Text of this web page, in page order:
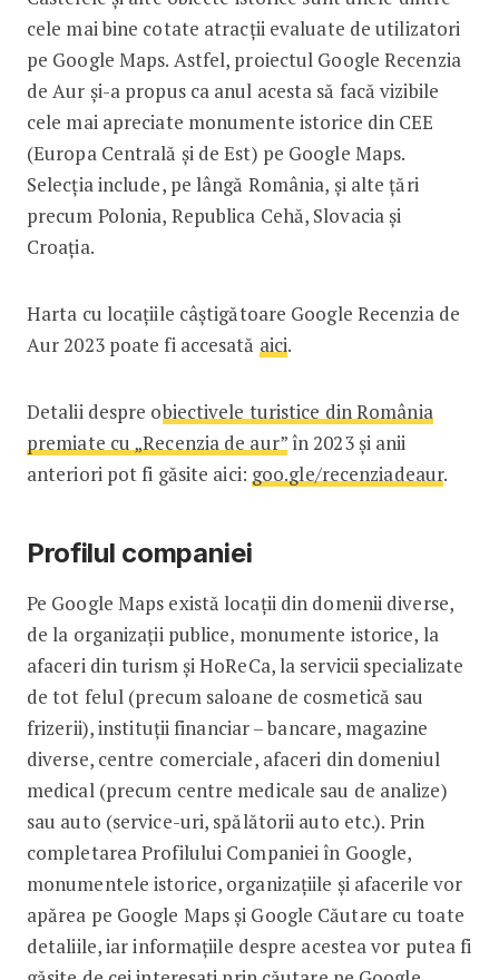
cele mai bine cotate atracții evaluate de utilizatori
pe Google Maps. Astfel, proiectul Google Recenzia
de Aur și-a propus ca anul acesta să facă vizibile
cele mai apreciate monumente istorice din CEE
(Europa Centrală și de Est) pe Google Maps.
Selecția include, pe lângă România, și alte țări
precum Polonia, Republica Cehă, Slovacia și
Croația.
Harta cu locațiile câștigătoare Google Recenzia de
Aur 2023 poate fi accesată aici.
Detalii despre obiectivele turistice din România
premiate cu „Recenzia de aur”în 2023 și anii
anteriori pot fi găsite aici: goo.gle/recenziadeaur.
Profilul companiei
Pe Google Maps există locații din domenii diverse,
de la organizații publice, monumente istorice, la
afaceri din turism și HoReCa, la servicii specializate
de tot felul (precum saloane de cosmetică sau
frizerii), instituții financiar – bancare, magazine
diverse, centre comerciale, afaceri din domeniul
medical (precum centre medicale sau de analize)
sau auto (service-uri, spălătorii auto etc.). Prin
completarea Profilului Companiei în Google,
monumentele istorice, organizațiile și afacerile vor
apărea pe Google Maps și Google Căutare cu toate
detaliile, iar informațiile despre acestea vor putea fi